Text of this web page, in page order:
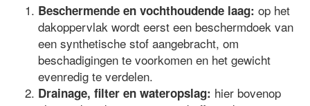
Beschermende en vochthoudende laag: op het
dakoppervlak wordt eerst een beschermdoek van
een synthetische stof aangebracht, om
beschadigingen te voorkomen en het gewicht
evenredig te verdelen.
Drainage, filter en wateropslag: hier bovenop